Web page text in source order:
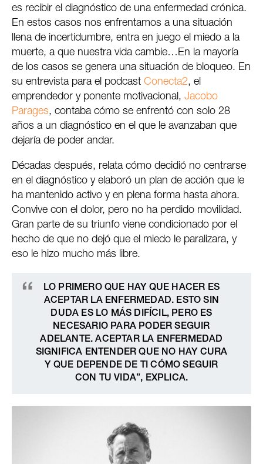
es recibir el diagnóstico de una enfermedad crónica.
En estos casos nos enfrentamos a una situación
llena de incertidumbre, entra en juego el miedo a la
muerte, a que nuestra vida cambie…En la mayoría
de los casos se genera una situación de bloqueo. En
su entrevista para el podcast Conecta2, el
emprendedor y ponente motivacional, Jacobo
Parages, contaba cómo se enfrentó con solo 28
años a un diagnóstico en el que le avanzaban que
dejaría de poder andar.
Décadas después, relata cómo decidió no centrarse
en el diagnóstico y elaboró un plan de acción que le
ha mantenido activo y en plena forma hasta ahora.
Convive con el dolor, pero no ha perdido movilidad.
Gran parte de su triunfo viene condicionado por el
hecho de que no dejó que el miedo le paralizara, y
eso le hizo mucho más libre.
LO PRIMERO QUE HAY QUE HACER ES
ACEPTAR LA ENFERMEDAD. ESTO SIN
DUDA ES LO MÁS DIFÍCIL, PERO ES
NECESARIO PARA PODER SEGUIR
ADELANTE. ACEPTAR LA ENFERMEDAD
SIGNIFICA ENTENDER QUE NO HAY CURA
Y QUE DEPENDE DE TI CÓMO SEGUIR
CON TU VIDA”, EXPLICA.